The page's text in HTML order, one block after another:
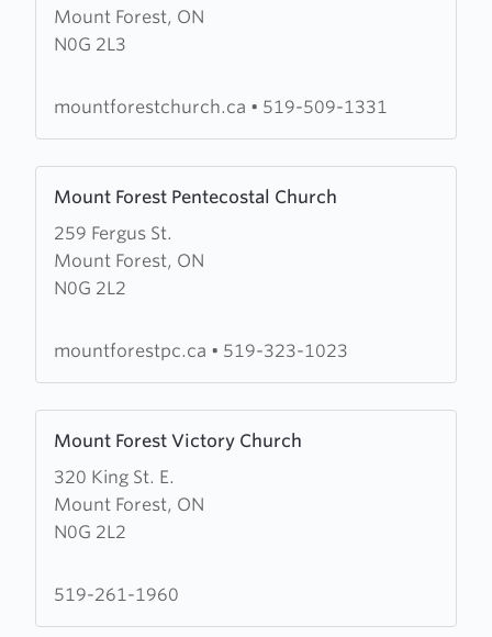
Mount Forest, ON
N0G 2L3
Church
mountforestchurch.ca • 519-509-1331
Mount Forest Pentecostal Church
259 Fergus St.
Mount Forest, ON
N0G 2L2
more
about
Mount
Forest
Church
mountforestpc.ca • 519-323-1023
Mount Forest Victory Church
320 King St. E.
Mount Forest, ON
N0G 2L2
more
about
Mount
Forest
Church
519-261-1960